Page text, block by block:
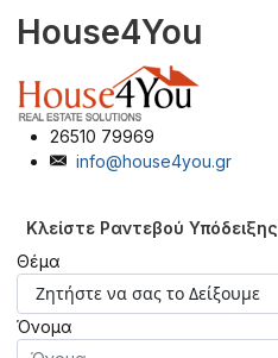
House4You
26510 79969
info@house4you.gr
Κλείστε Ραντεβού Υπόδειξης
Θέμα
Όνομα